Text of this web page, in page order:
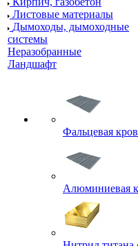
Листовые материалы
Дымоходы, дымоходные
системы
Неразобранные
Ландшафт
Фальцевая
Алюминиевая